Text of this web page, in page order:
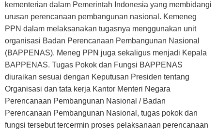
kementerian dalam Pemerintah Indonesia yang membidangi
urusan perencanaan pembangunan nasional. Kemeneg
PPN dalam melaksanakan tugasnya menggunakan unit
organisasi Badan Perencanaan Pembangunan Nasional
(BAPPENAS). Meneg PPN juga sekaligus menjadi Kepala
BAPPENAS. Tugas Pokok dan Fungsi BAPPENAS
diuraikan sesuai dengan Keputusan Presiden tentang
Organisasi dan tata kerja Kantor Menteri Negara
Perencanaan Pembangunan Nasional / Badan
Perencanaan Pembangunan Nasional, tugas pokok dan
fungsi tersebut tercermin proses pelaksanaan perencanaan